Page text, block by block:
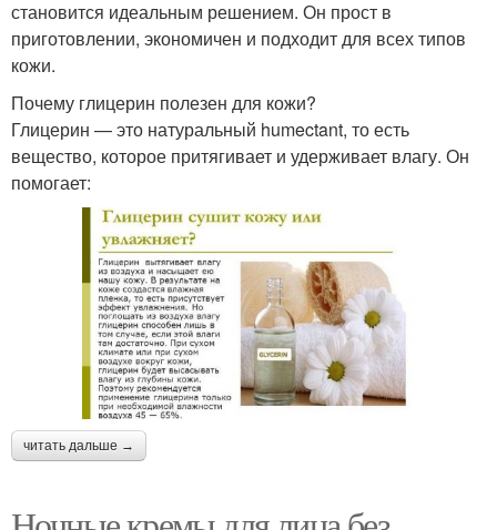
становится идеальным решением. Он прост в
приготовлении, экономичен и подходит для всех типов
кожи.
Почему глицерин полезен для кожи?
Глицерин — это натуральный humectant, то есть
вещество, которое притягивает и удерживает влагу. Он
помогает:
читать дальше →